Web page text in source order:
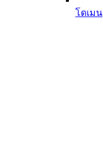
โดเมน